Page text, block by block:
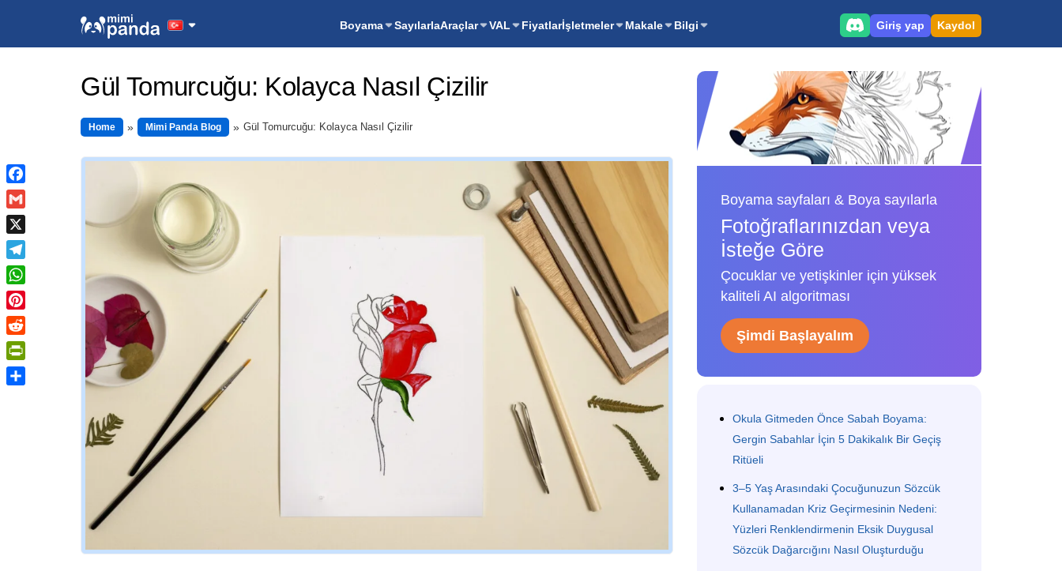
Boyama SayılarlaAraçlar VAL Fiyatlarİşletmeler Makale Bilgi Giriş yap Kaydol
Gül Tomurcuğu: Kolayca Nasıl Çizilir
Home Mimi Panda Blog Gül Tomurcuğu: Kolayca Nasıl Çizilir
Boyama sayfaları & Boya sayılarla
Fotoğraflarınızdan veya
İsteğe Göre
Çocuklar ve yetişkinler için yüksek
kaliteli AI algoritması
Şimdi Başlayalım
Okula Gitmeden Önce Sabah Boyama:
Gergin Sabahlar İçin 5 Dakikalık Bir Geçiş
Ritüeli
3–5 Yaş Arasındaki Çocuğunuzun Sözcük
Kullanamadan Kriz Geçirmesinin Nedeni:
Yüzleri Renklendirmenin Eksik Duygusal
Sözcük Dağarcığını Nasıl Oluşturduğu
Facebook
Gmail
X
Telegram
WhatsApp
Pinterest
Reddit
PrintFriendly